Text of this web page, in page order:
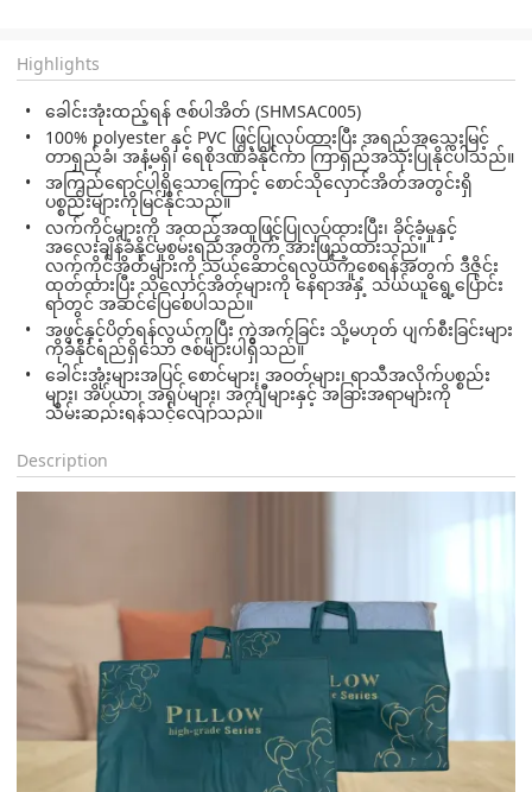
Highlights
ခေါင်းအုံးထည့်ရန် ဇစ်ပါအိတ် (SHMSAC005)
100% polyester နှင့် PVC ဖြင့်ပြုလုပ်ထားပြီး အရည်အသွေးမြင့်
တာရှည်ခံ၊ အနံ့မရှိ၊ ရေစိုဒဏ်ခံနိုင်ကာ ကြာရှည်အသုံးပြုနိုင်ပါသည်။
အကြည်ရောင်ပါရှိသောကြောင့် စောင်သိုလှောင်အိတ်အတွင်းရှိ
ပစ္စည်းများကိုမြင်နိုင်သည်။
လက်ကိုင်များကို အထည်အထူဖြင့်ပြုလုပ်ထားပြီး၊ ခိုင်ခံ့မှုနှင့်
အလေးချိန်ခံနိုင်မှုစွမ်းရည်အတွက် အားဖြည့်ထားသည်။
လက်ကိုင်အိတ်များကို သယ်ဆောင်ရလွယ်ကူစေရန်အတွက် ဒီဇိုင်း
ထုတ်ထားပြီး သိုလှောင်အိတ်များကို နေရာအနှံ့ သယ်ယူရွေ့ပြောင်း
ရာတွင် အဆင်ပြေစေပါသည်။
အဖွင့်နှင့်ပိတ်ရန်လွယ်ကူပြီး ကွဲအက်ခြင်း သို့မဟုတ် ပျက်စီးခြင်းများ
ကိုခံနိုင်ရည်ရှိသော ဇစ်များပါရှိသည်။
ခေါင်းအုံးများအပြင် စောင်များ၊ အဝတ်များ၊ ရာသီအလိုက်ပစ္စည်း
များ၊ အိပ်ယာ၊ အရုပ်များ၊ အင်္ကျီများနှင့် အခြားအရာများကို
သိမ်းဆည်းရန်သင့်လျော်သည်။
Description